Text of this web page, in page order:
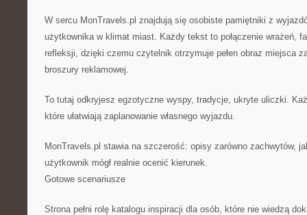
W sercu MonTravels.pl znajdują się osobiste pamiętniki z
użytkownika w klimat miast. Każdy tekst to połączenie wrażeń,
refleksji, dzięki czemu czytelnik otrzymuje pełen obraz miejsca
broszury reklamowej.
To tutaj odkryjesz egzotyczne wyspy, tradycje, ukryte uliczki.
które ułatwiają zaplanowanie własnego wyjazdu.
MonTravels.pl stawia na szczerość: opisy zarówno zachwytów,
użytkownik mógł realnie ocenić kierunek.
Gotowe scenariusze
Strona pełni rolę katalogu inspiracji dla osób, które nie wiedzą